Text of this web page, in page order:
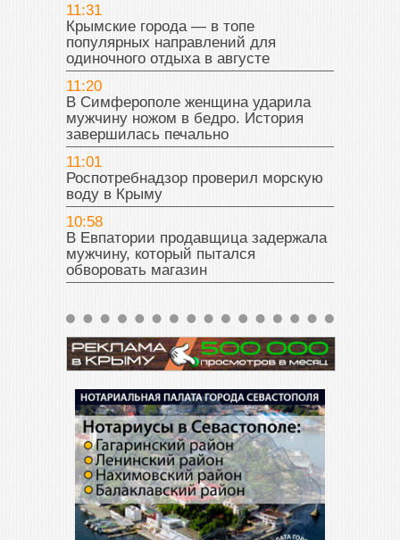
11:31
Крымские города — в топе
популярных направлений для
одиночного отдыха в августе
11:20
В Симферополе женщина ударила
мужчину ножом в бедро. История
завершилась печально
11:01
Роспотребнадзор проверил морскую
воду в Крыму
10:58
В Евпатории продавщица задержала
мужчину, который пытался
обворовать магазин